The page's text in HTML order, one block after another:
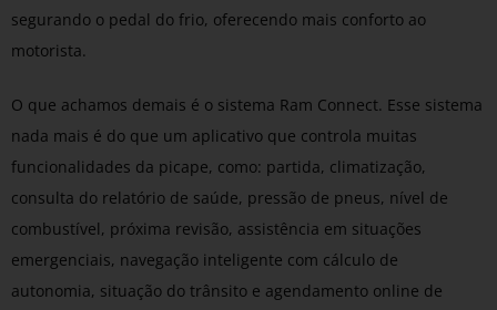
segurando o pedal do frio, oferecendo mais conforto ao
motorista.
O que achamos demais é o sistema Ram Connect. Esse sistema
nada mais é do que um aplicativo que controla muitas
funcionalidades da picape, como: partida, climatização,
consulta do relatório de saúde, pressão de pneus, nível de
combustível, próxima revisão, assistência em situações
emergenciais, navegação inteligente com cálculo de
autonomia, situação do trânsito e agendamento online de